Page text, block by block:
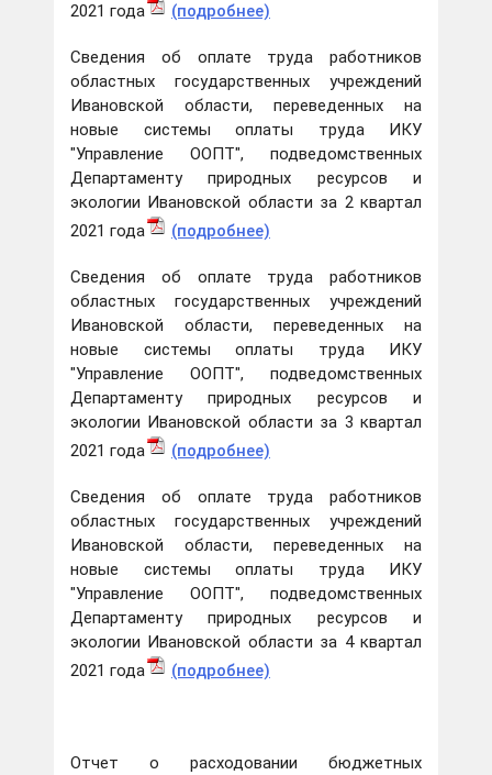
2021 года (подробнее)
Сведения об оплате труда работников
областных государственных учреждений
Ивановской области, переведенных на
новые системы оплаты труда ИКУ
"Управление ООПТ", подведомственных
Департаменту природных ресурсов и
экологии Ивановской области за 2 квартал
2021 года
(подробнее)
Сведения об оплате труда работников
областных государственных учреждений
Ивановской области, переведенных на
новые системы оплаты труда ИКУ
"Управление ООПТ", подведомственных
Департаменту природных ресурсов и
экологии Ивановской области за 3 квартал
2021 года
(подробнее)
Сведения об оплате труда работников
областных государственных учреждений
Ивановской области, переведенных на
новые системы оплаты труда ИКУ
"Управление ООПТ", подведомственных
Департаменту природных ресурсов и
экологии Ивановской области за 4 квартал
2021 года
(подробнее)
Отчет о расходовании бюджетных